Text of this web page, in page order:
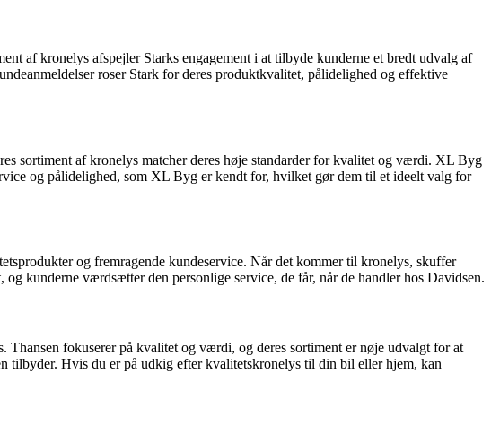
af kronelys afspejler Starks engagement i at tilbyde kunderne et bredt udvalg af
roser Stark for deres produktkvalitet, pålidelighed og effektive
sortiment af kronelys matcher deres høje standarder for kvalitet og værdi. XL Byg
og pålidelighed, som XL Byg er kendt for, hvilket gør dem til et ideelt valg for
og fremragende kundeservice. Når det kommer til kronelys, skuffer
kunderne værdsætter den personlige service, de får, når de handler hos Davidsen.
Thansen fokuserer på kvalitet og værdi, og deres sortiment er nøje udvalgt for at
tilbyder. Hvis du er på udkig efter kvalitetskronelys til din bil eller hjem, kan